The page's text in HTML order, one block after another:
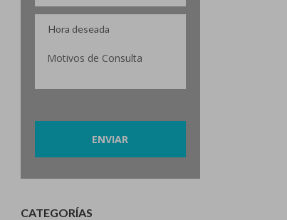
CATEGORÍAS